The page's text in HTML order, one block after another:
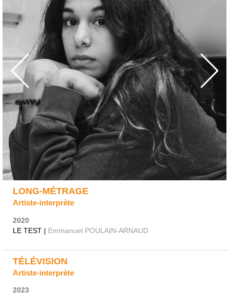
LONG-MÉTRAGE
Artiste-interprète
2020
LE TEST | Emmanuel POULAIN-ARNAUD
TÉLÉVISION
Artiste-interprète
2023